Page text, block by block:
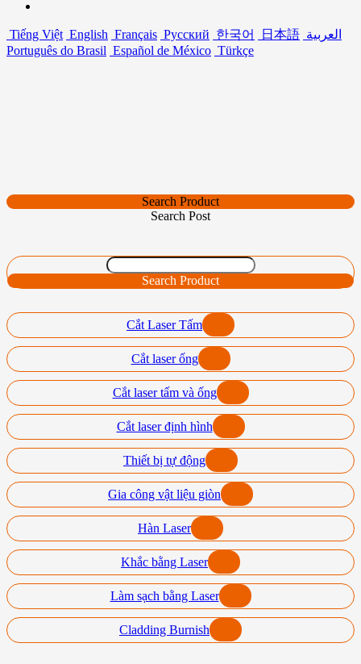
Tiếng Việt English Français Русский 한국어 日本語 العربية
Português do Brasil Español de México Türkçe
Search Product
Search Post
Search Product
Cắt Laser Tấm
Cắt laser ống
Cắt laser tấm và ống
Cắt laser định hình
Thiết bị tự động
Gia công vật liệu giòn
Hàn Laser
Khắc bằng Laser
Làm sạch bằng Laser
Cladding Burnish